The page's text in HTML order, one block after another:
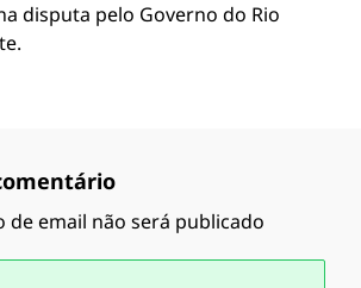
disputa pelo Governo do Rio
de email não será publicado